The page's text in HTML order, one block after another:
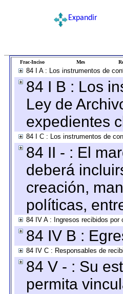
Expandir
Frac-Inciso Mes
84 I A : Los instrumentos de
84 I B : Los
Ley de
expedientes
84 I C : Los instrumentos de
84 II - : El
deberá
creación,
políticas,
84 IV A : Ingresos recibidos por
84 IV B :
84 IV C : Responsables de
84 V - : Su
permita